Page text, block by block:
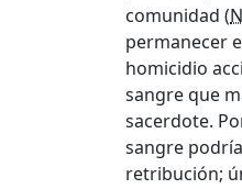
comunidad (
permanecer
homicidio
sangre que
sacerdote.
sangre
retribución;